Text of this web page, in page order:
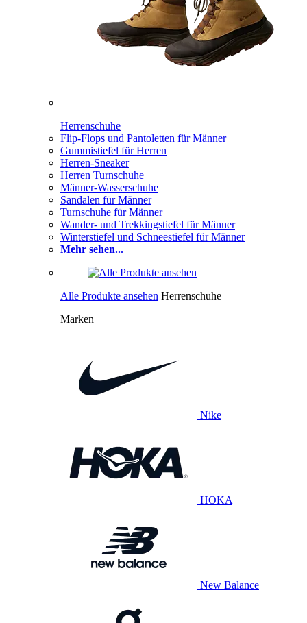
Herrenschuhe
Flip-Flops und Pantoletten für Männer
Gummistiefel für Herren
Herren-Sneaker
Herren Turnschuhe
Männer-Wasserschuhe
Sandalen für Männer
Turnschuhe für Männer
Wander- und Trekkingstiefel für Männer
Winterstiefel und Schneestiefel für Männer
Mehr sehen...
Alle Produkte ansehen Herrenschuhe
Marken
Nike
HOKA
New Balance